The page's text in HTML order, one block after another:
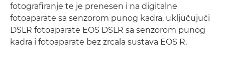
fotografiranje te je prenesen i na digitalne
fotoaparate sa senzorom punog kadra, uključujući
DSLR fotoaparate EOS DSLR sa senzorom punog
kadra i fotoaparate bez zrcala sustava EOS R.